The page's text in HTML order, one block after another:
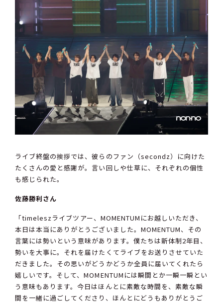
ライブ終盤の挨拶では、彼らのファン（secondz）に向けた
たくさんの愛と感謝が。言い回しや仕草に、それぞれの個性
も感じられた。
佐藤勝利さん
「timeleszライブツアー、MOMENTUMにお越しいただき、
本日は本当にありがとうございました。MOMENTUM、その
言葉には勢いという意味があります。僕たちは新体制2年目、
勢いを大事に。それを届けたくてライブをお送りさせていた
だきました。その思いがどうかどうか全員に届いてくれたら
嬉しいです。そして、MOMENTUMには瞬間とか一瞬一瞬とい
う意味もあります。今日はほんとに素敵な時間を、素敵な瞬
間を一緒に過ごしてくださり、ほんとにどうもありがとうご